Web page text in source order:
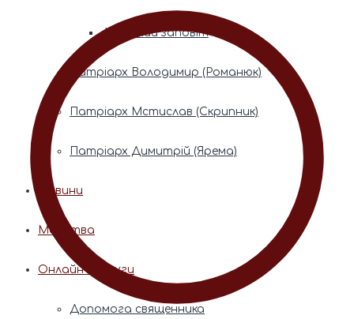
Духовний заповіт
Патріарх Володимир (Романюк)
Патріарх Мстислав (Скрипник)
Патріарх Димитрій (Ярема)
Новини
Молитва
Онлайн послуги
Допомога священника